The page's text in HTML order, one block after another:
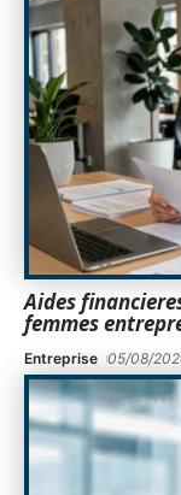
Aides
femmes
Entreprise 05/08/